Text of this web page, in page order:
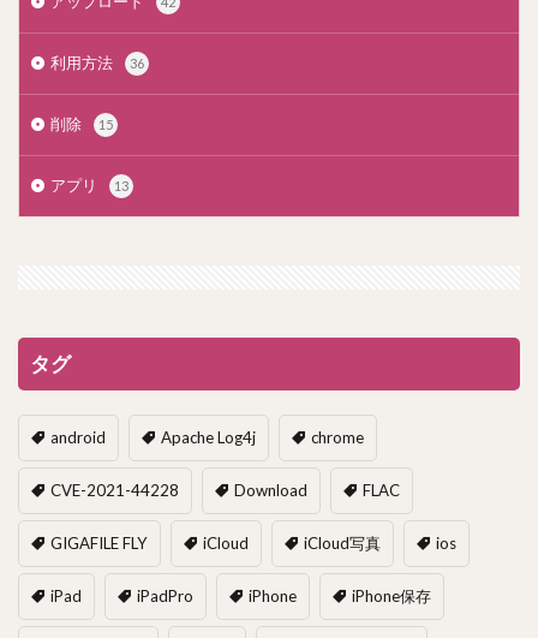
利用方法 36
削除 15
アプリ 13
タグ
android Apache Log4j chrome
CVE-2021-44228 Download FLAC
GIGAFILE FLY iCloud iCloud写真 ios
iPad iPadPro iPhone iPhone保存